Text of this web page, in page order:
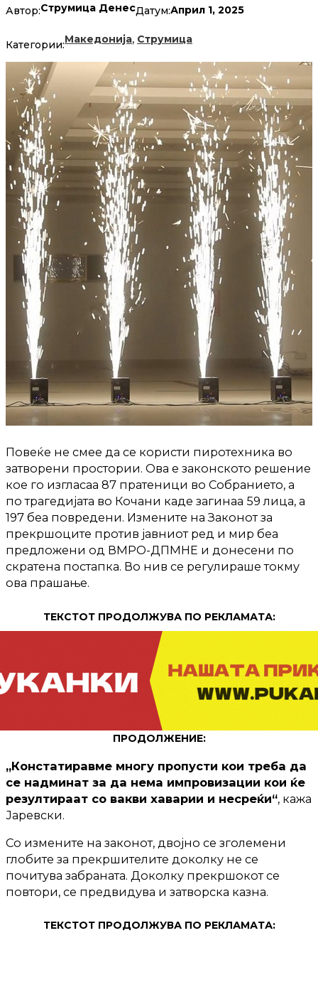
Автор:Струмица ДенесДатум:Април 1, 2025
Категории:Македонија, Струмица
Повеќе не смее да се користи пиротехника во
затворени простории. Ова е законското решение
кое го изгласаа 87 пратеници во Собранието, а
по трагедијата во Кочани каде загинаа 59 лица, а
197 беа повредени. Измените на Законот за
прекршоците против јавниот ред и мир беа
предложени од ВМРО-ДПМНЕ и донесени по
скратена постапка. Во нив се регулираше токму
ова прашање.
ТЕКСТОТ ПРОДОЛЖУВА ПО РЕКЛАМАТА:
ПРОДОЛЖЕНИЕ:
„Констатиравме многу пропусти кои треба да
се надминат за да нема импровизации кои ќе
резултираат со вакви хаварии и несреќи“, кажа
Јаревски.
Со измените на законот, двојно се зголемени
глобите за прекршителите доколку не се
почитува забраната. Доколку прекршокот се
повтори, се предвидува и затворска казна.
ТЕКСТОТ ПРОДОЛЖУВА ПО РЕКЛАМАТА: